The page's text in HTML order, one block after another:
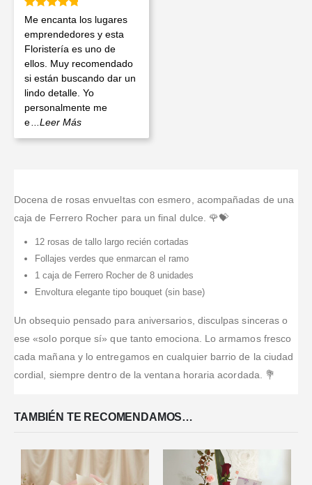
Valorado en5 de 5
Me encanta los lugares
emprendedores y esta
Floristería es uno de
ellos. Muy recomendado
si están buscando dar un
lindo detalle. Yo
personalmente me
e...Leer Más
Docena de rosas envueltas con esmero, acompañadas de una
caja de Ferrero Rocher para un final dulce. 🌹💝
12 rosas de tallo largo recién cortadas
Follajes verdes que enmarcan el ramo
1 caja de Ferrero Rocher de 8 unidades
Envoltura elegante tipo bouquet (sin base)
Un obsequio pensado para aniversarios, disculpas sinceras o
ese «solo porque sí» que tanto emociona. Lo armamos fresco
cada mañana y lo entregamos en cualquier barrio de la ciudad
cordial, siempre dentro de la ventana horaria acordada. 💐
TAMBIÉN TE RECOMENDAMOS…